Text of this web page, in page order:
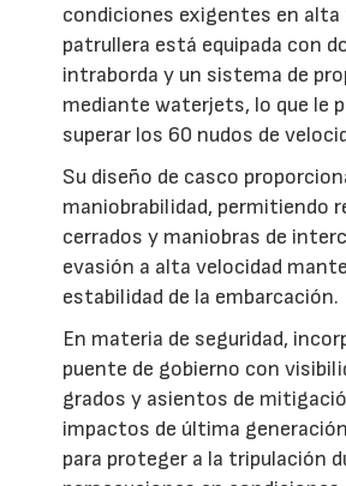
condiciones exigentes en alta
patrullera está equipada con
intraborda y un sistema de
mediante waterjets, lo que le
superar los 60 nudos de
Su diseño de casco
maniobrabilidad, permitiendo
cerrados y maniobras de
evasión a alta velocidad
estabilidad de la embarcación.
En materia de seguridad,
puente de gobierno con
grados y asientos de
impactos de última
para proteger a la tripulación